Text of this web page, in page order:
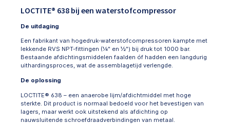
LOCTITE® 638 bij een waterstofcompressor
De uitdaging
Een fabrikant van hogedruk-waterstofcompressoren kampte met
lekkende RVS NPT-fittingen (¼" en ½") bij druk tot 1000 bar.
Bestaande afdichtingsmiddelen faalden óf hadden een langdurig
uithardingsproces, wat de assemblagetijd verlengde.
De oplossing
LOCTITE® 638 – een anaerobe lijm/afdichtmiddel met hoge
sterkte. Dit product is normaal bedoeld voor het bevestigen van
lagers, maar werkt ook uitstekend als afdichting op
nauwsluitende schroefdraadverbindingen van metaal.